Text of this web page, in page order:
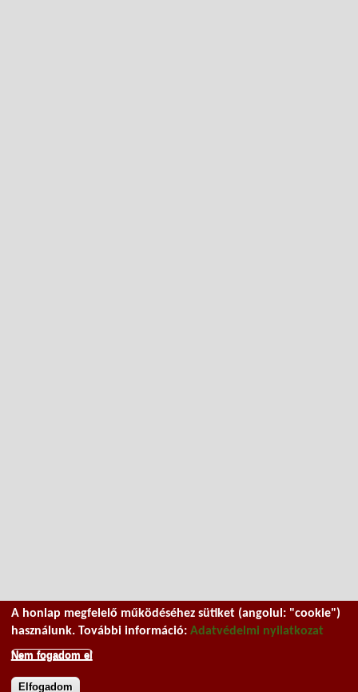
A honlap megfelelő működéséhez sütiket (angolul: "cookie")
használunk. További információ: Adatvédelmi nyilatkozat
Nem fogadom el
Elfogadom